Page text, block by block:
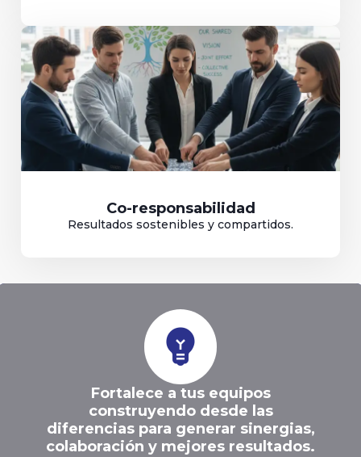
Co-responsabilidad
Resultados sostenibles y compartidos.
emoji_objects
Fortalece a tus equipos
construyendo desde las
diferencias para generar sinergias,
colaboración y mejores resultados.